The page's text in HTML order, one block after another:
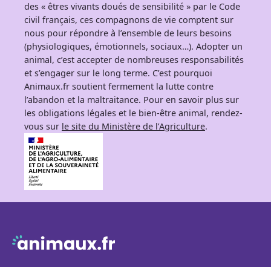
des « êtres vivants doués de sensibilité » par le Code
civil français, ces compagnons de vie comptent sur
nous pour répondre à l’ensemble de leurs besoins
(physiologiques, émotionnels, sociaux…). Adopter un
animal, c’est accepter de nombreuses responsabilités
et s’engager sur le long terme. C’est pourquoi
Animaux.fr soutient fermement la lutte contre
l’abandon et la maltraitance. Pour en savoir plus sur
les obligations légales et le bien-être animal, rendez-
vous sur le site du Ministère de l’Agriculture.